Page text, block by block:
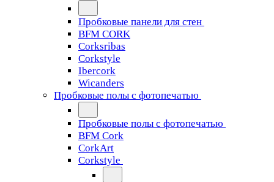
Пробковые панели для стен
BFM CORK
Corksribas
Corkstyle
Ibercork
Wicanders
Пробковые полы с фотопечатью
Пробковые полы с фотопечатью
BFM Cork
CorkArt
Corkstyle